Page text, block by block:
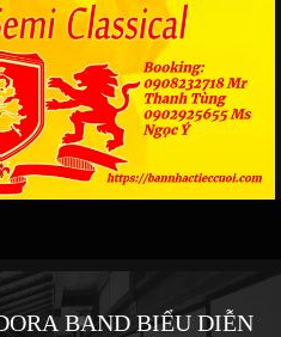
BAND BIỂU DIỄN